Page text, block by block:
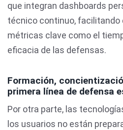
que integran dashboards
técnico continuo, facilitando
métricas clave como el
eficacia de las defensas.
Formación,
primera línea de defensa
Por otra parte, las
los usuarios no están